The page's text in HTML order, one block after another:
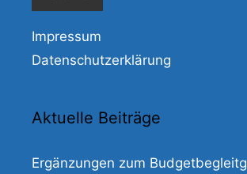
Impressum
Datenschutzerklärung
Aktuelle Beiträge
Ergänzungen zum